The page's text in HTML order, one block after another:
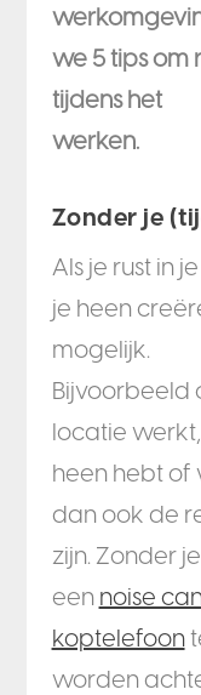
we 5 tips om
tijdens het
werken.
Zonder je
Als je rust in
je heen
mogelijk.
Bijvoorbeeld
locatie
heen hebt of
dan ook de
zijn. Zonder
een noise
koptelefoon
worden